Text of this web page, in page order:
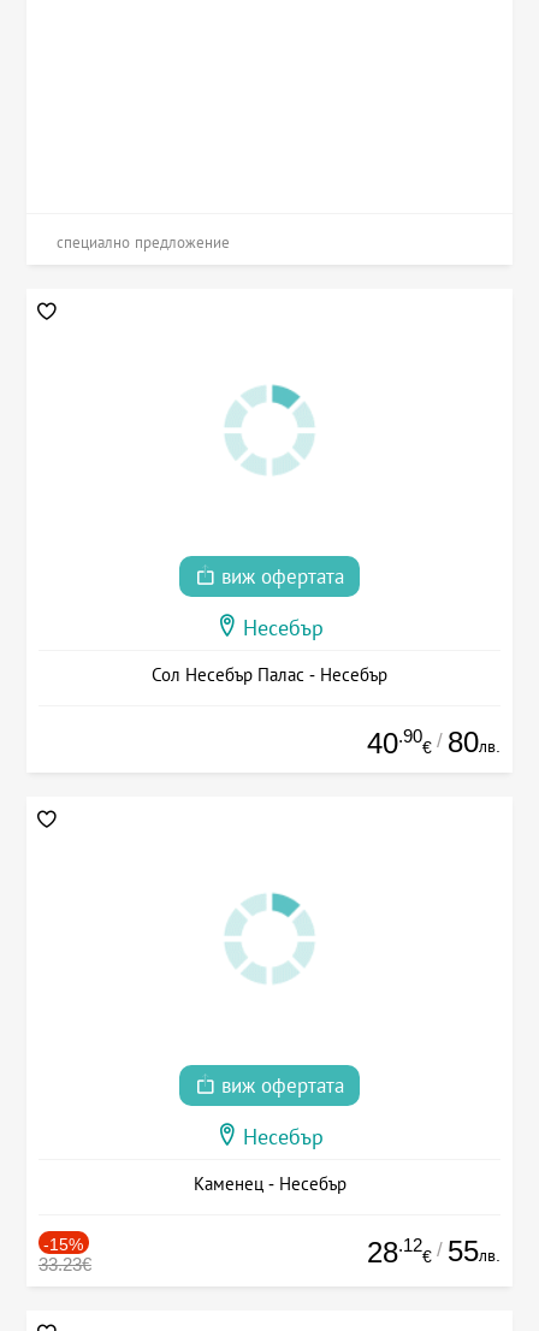
специално предложение
виж офертата
Несебър
Сол Несебър Палас - Несебър
40.90
€ / 80лв.
виж офертата
Несебър
Каменец - Несебър
-15%
33.23€ 28.12
€ / 55лв.